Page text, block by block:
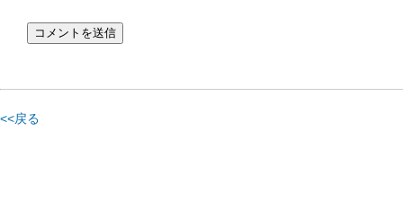
<<戻る